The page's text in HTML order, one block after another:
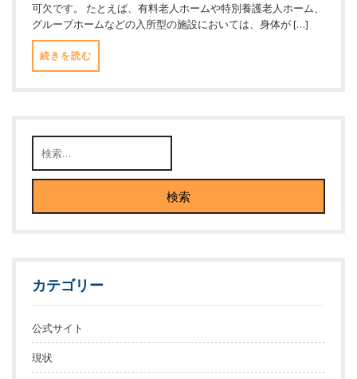
可欠です。 たとえば、有料老人ホームや特別養護老人ホーム、
グループホームなどの入所型の施設においては、身体が […]
続きを読む
カテゴリー
公式サイト
現状